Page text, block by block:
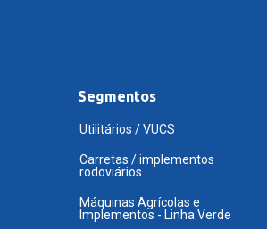
Segmentos
Utilitários / VUCS
Carretas / implementos
rodoviários
Máquinas Agrícolas e
Implementos - Linha Verde